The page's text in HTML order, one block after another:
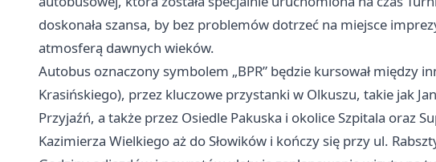
doskonała szansa, by bez problemów dotrzeć na miejsce
atmosferą dawnych wieków.
Autobus oznaczony symbolem „BPR” będzie kursował między
Krasińskiego), przez kluczowe przystanki w Olkuszu, takie jak
Przyjaźń, a także przez Osiedle Pakuska i okolice Szpitala oraz
Kazimierza Wielkiego aż do Słowików i kończy się przy ul.